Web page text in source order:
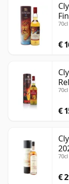
70cl
€
70cl
€
70cl
€